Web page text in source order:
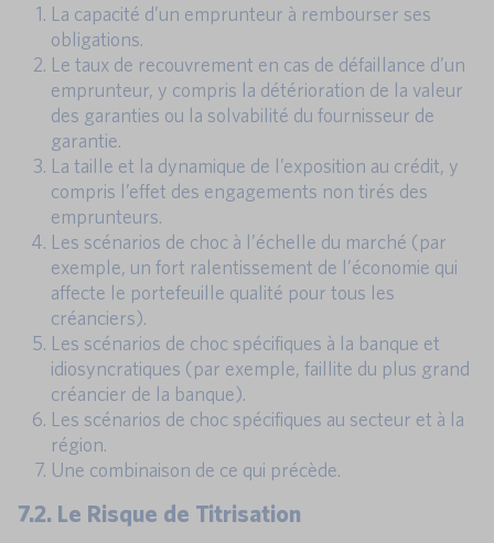
La capacité d’un emprunteur à rembourser ses
obligations.
Le taux de recouvrement en cas de défaillance d’un
emprunteur, y compris la détérioration de la valeur
des garanties ou la solvabilité du fournisseur de
garantie.
La taille et la dynamique de l’exposition au crédit, y
compris l’effet des engagements non tirés des
emprunteurs.
Les scénarios de choc à l’échelle du marché (par
exemple, un fort ralentissement de l’économie qui
affecte le portefeuille qualité pour tous les
créanciers).
Les scénarios de choc spécifiques à la banque et
idiosyncratiques (par exemple, faillite du plus grand
créancier de la banque).
Les scénarios de choc spécifiques au secteur et à la
région.
Une combinaison de ce qui précède.
7.2. Le Risque de Titrisation